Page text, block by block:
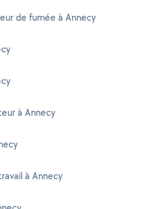
de fumée à Annecy
à Annecy
à Annecy